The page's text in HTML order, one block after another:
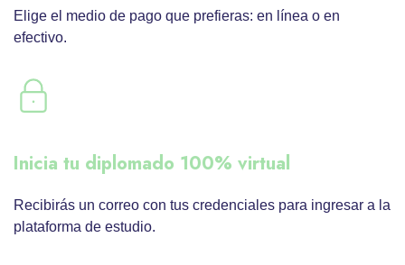
Elige el medio de pago que prefieras: en línea o en
efectivo.
Inicia tu diplomado 100% virtual
Recibirás un correo con tus credenciales para ingresar a la
plataforma de estudio.